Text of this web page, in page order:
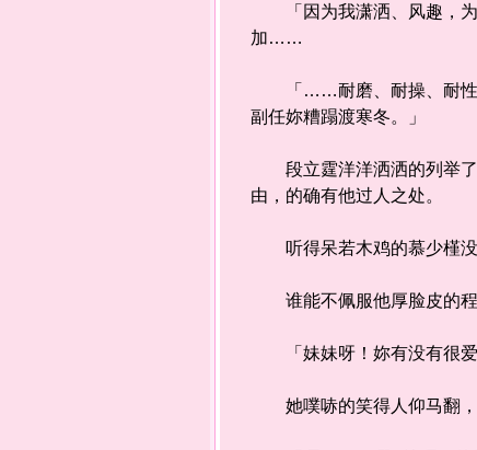
「因为我潇洒、风趣，为
加……
「……耐磨、耐操、耐性一
副任妳糟蹋渡寒冬。」
段立霆洋洋洒洒的列举了
由，的确有他过人之处。
听得呆若木鸡的慕少槿没
谁能不佩服他厚脸皮的程
「妹妹呀！妳有没有很爱
她噗哧的笑得人仰马翻